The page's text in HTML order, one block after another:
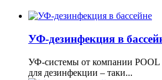
УФ-дезинфекция в
УФ-системы от компании POOL
для дезинфекции – таки...